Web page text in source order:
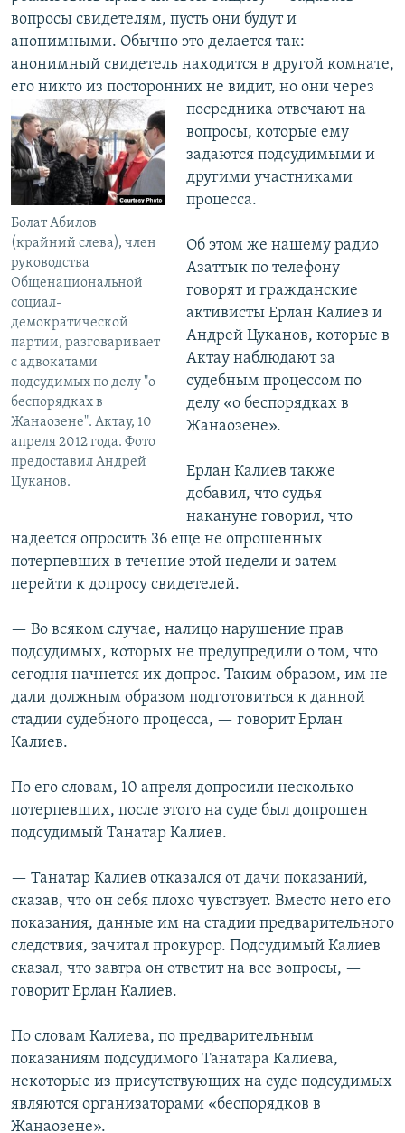
вопросы свидетелям, пусть они будут и
анонимными. Обычно это делается так:
анонимный свидетель находится в другой комнате,
его никто из посторонних не
Болат Абилов
(крайний слева), член
руководства
Общенациональной
социал-
демократической
партии, разговаривает
с адвокатами
подсудимых по делу "о
беспорядках в
Жанаозене". Актау, 10
апреля 2012 года. Фото
предоставил Андрей
Цуканов.
видит, но они через
посредника отвечают на
вопросы, которые ему
задаются подсудимыми и
другими участниками
процесса.
Об этом же нашему радио
Азаттык по телефону
говорят и гражданские
активисты Ерлан Калиев и
Андрей Цуканов, которые в
Актау наблюдают за
судебным процессом по
делу «о беспорядках в
Жанаозене».
Ерлан Калиев также
добавил, что судья
накануне говорил, что
надеется опросить 36 еще не опрошенных
потерпевших в течение этой недели и затем
перейти к допросу свидетелей.
— Во всяком случае, налицо нарушение прав
подсудимых, которых не предупредили о том, что
сегодня начнется их допрос. Таким образом, им не
дали должным образом подготовиться к данной
стадии судебного процесса, — говорит Ерлан
Калиев.
По его словам, 10 апреля допросили несколько
потерпевших, после этого на суде был допрошен
подсудимый Танатар Калиев.
— Танатар Калиев отказался от дачи показаний,
сказав, что он себя плохо чувствует. Вместо него его
показания, данные им на стадии предварительного
следствия, зачитал прокурор. Подсудимый Калиев
сказал, что завтра он ответит на все вопросы, —
говорит Ерлан Калиев.
По словам Калиева, по предварительным
показаниям подсудимого Танатара Калиева,
некоторые из присутствующих на суде подсудимых
являются организаторами «беспорядков в
Жанаозене».